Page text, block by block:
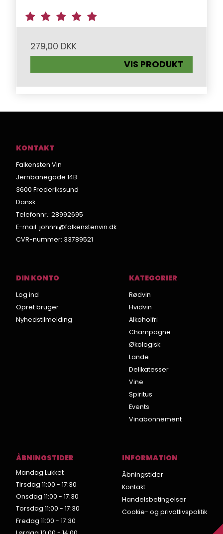
279,00 DKK
VIS PRODUKT
KONTAKT
Falkensten Vin
Jernbanegade 14B
3600 Frederikssund
Dansk
Telefonnr.: 28992695
E-mail: johnni@falkenstenvin.dk
CVR-nummer: 33789521
DIN KONTO
Log ind
Opret bruger
Nyhedstilmelding
KATEGORIER
Rødvin
Hvidvin
Alkoholfri
Champagne
Økologisk
Lande
Delikatesser
Vine
Spiritus
Events
Vinabonnement
ÅBNINGSTIDER
Mandag Lukket
Tirsdag 11:00 - 17:30
Onsdag 11:00 - 17:30
Torsdag 11:00 - 17:30
Fredag 11:00 - 17:30
INFORMATION
Åbningstider
Kontakt
Handelsbetingelser
Cookie- og privatlivspolitik